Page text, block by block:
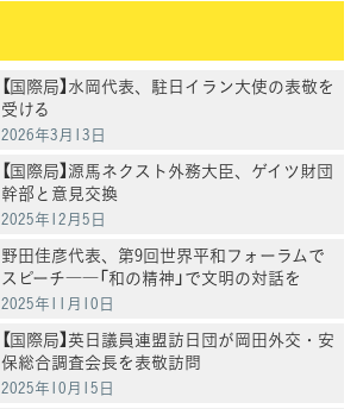
【国際局】水岡代表、駐日イラン大使の表敬を
受ける
2026年3月13日
【国際局】源馬ネクスト外務大臣、ゲイツ財団
幹部と意見交換
2025年12月5日
野田佳彦代表、第9回世界平和フォーラムで
スピーチ――「和の精神」で文明の対話を
2025年11月10日
【国際局】英日議員連盟訪日団が岡田外交・安
保総合調査会長を表敬訪問
2025年10月15日